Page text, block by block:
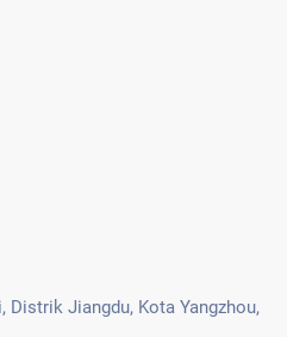
Distrik Jiangdu, Kota Yangzhou,